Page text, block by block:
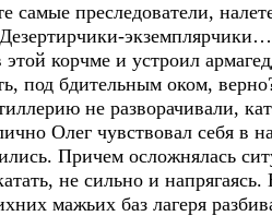
самые преследователи,
корчме и устроил
под бдительным оком,
не разворачивали,
Олег чувствовал себя в
Причем осложнялась
не сильно и
мажьих баз лагеря